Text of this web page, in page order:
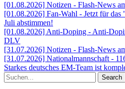
[01.08.2026] Notizen - Flash-News
[01.08.2026] Fan-Wahl - Jetzt für das
Juli abstimmen!
[01.08.2026] Anti-Doping - Anti-
DLV
[31.07.2026] Notizen - Flash-News
[31.07.2026] Nationalmannschaft -
Starkes deutsches EM-Team ist
Search